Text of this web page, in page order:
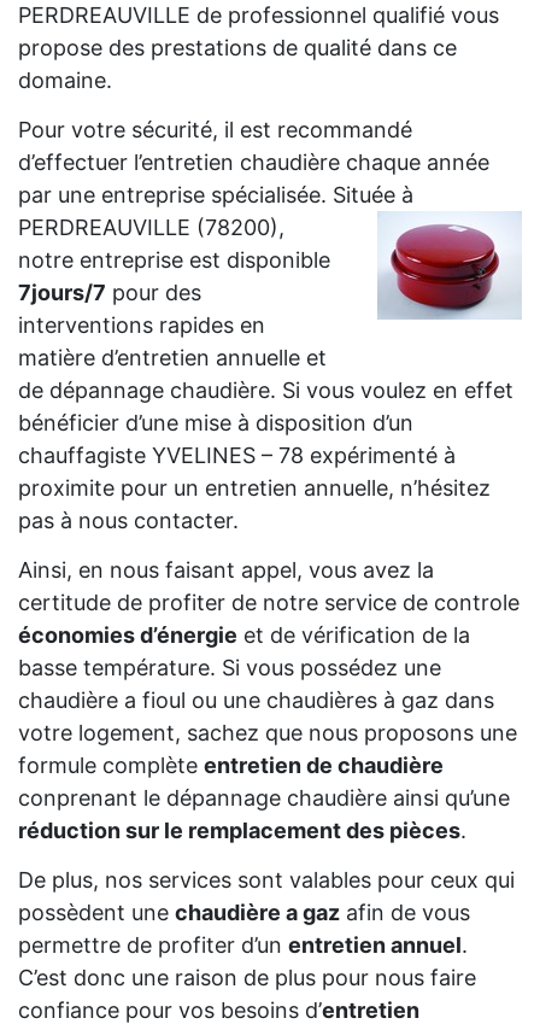
PERDREAUVILLE de professionnel qualifié vous
propose des prestations de qualité dans ce
domaine.
Pour votre sécurité, il est recommandé
d’effectuer l’entretien chaudière chaque année
par une entreprise spécialisée. Située à
PERDREAUVILLE (78200),
notre entreprise est disponible
7jours/7 pour des
interventions rapides en
matière d’entretien annuelle et
de dépannage chaudière. Si vous voulez en effet
bénéficier d’une mise à disposition d’un
chauffagiste YVELINES – 78 expérimenté à
proximite pour un entretien annuelle, n’hésitez
pas à nous contacter.
Ainsi, en nous faisant appel, vous avez la
certitude de profiter de notre service de controle
économies d’énergie et de vérification de la
basse température. Si vous possédez une
chaudière a fioul ou une chaudières à gaz dans
votre logement, sachez que nous proposons une
formule complète entretien de chaudière
conprenant le dépannage chaudière ainsi qu’une
réduction sur le remplacement des pièces.
De plus, nos services sont valables pour ceux qui
possèdent une chaudière a gaz afin de vous
permettre de profiter d’un entretien annuel.
C’est donc une raison de plus pour nous faire
confiance pour vos besoins d’entretien